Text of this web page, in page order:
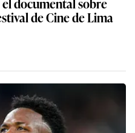
de Cine de Lima